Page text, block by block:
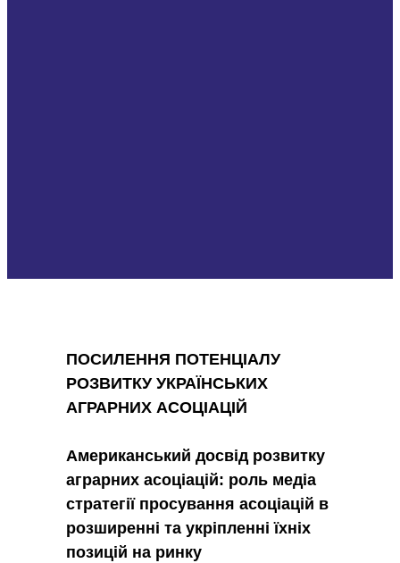
ПОСИЛЕННЯ ПОТЕНЦІАЛУ
РОЗВИТКУ УКРАЇНСЬКИХ
АГРАРНИХ АСОЦІАЦІЙ
Американський досвід розвитку
аграрних асоціацій: роль медіа
стратегії просування асоціацій в
розширенні та укріпленні їхніх
позицій на ринку